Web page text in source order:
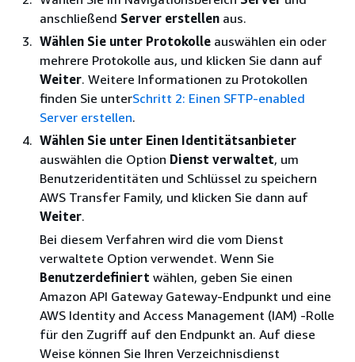
anschließend Server erstellen aus.
Wählen Sie unter Protokolle auswählen ein oder
mehrere Protokolle aus, und klicken Sie dann auf
Weiter. Weitere Informationen zu Protokollen
finden Sie unterSchritt 2: Einen SFTP-enabled
Server erstellen.
Wählen Sie unter Einen Identitätsanbieter
auswählen die Option Dienst verwaltet, um
Benutzeridentitäten und Schlüssel zu speichern
AWS Transfer Family, und klicken Sie dann auf
Weiter.
Bei diesem Verfahren wird die vom Dienst
verwaltete Option verwendet. Wenn Sie
Benutzerdefiniert wählen, geben Sie einen
Amazon API Gateway Gateway-Endpunkt und eine
AWS Identity and Access Management (IAM) -Rolle
für den Zugriff auf den Endpunkt an. Auf diese
Weise können Sie Ihren Verzeichnisdienst